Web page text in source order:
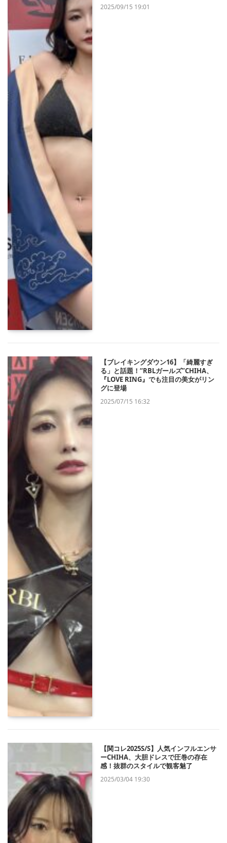
2025/09/15 19:01
【ブレイキングダウン16】「綺麗すぎ
る」と話題！“RBLガールズ”CHIHA、
『LOVE RING』でも注目の美女がリン
グに登場
2025/07/15 16:32
【関コレ2025S/S】人気インフルエンサ
ーCHIHA、大胆ドレスで圧巻の存在
感！抜群のスタイルで観客魅了
2025/03/04 19:30